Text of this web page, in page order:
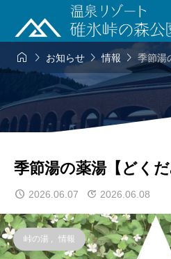
  お知らせ情報  季節湯
季節湯の薬湯【どくだ
2026.06.07 2026.06.08
峠の湯 , 情報